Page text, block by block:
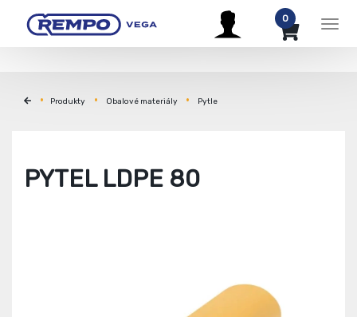
0
Produkty Obalové materiály Pytle
PYTEL LDPE 80